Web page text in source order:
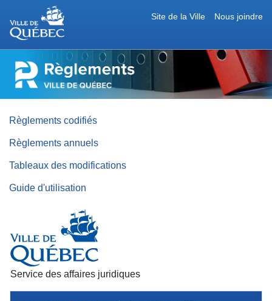
Nous joindre
Site de la Ville
RÈGLEMENTS
DE
QUÉBEC
Règlements codifiés
Règlements annuels
Tableaux des modifications
Guide d'utilisation
Service des affaires juridiques